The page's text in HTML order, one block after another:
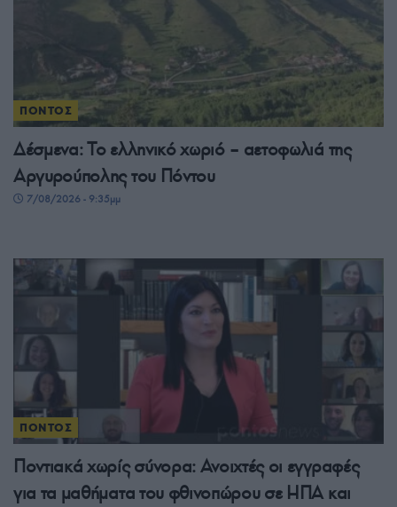
ΠΟΝΤΟΣ
Δέσμενα: Το ελληνικό χωριό – αετοφωλιά της
Αργυρούπολης του Πόντου
7/08/2026 - 9:35μμ
ΠΟΝΤΟΣ
Ποντιακά χωρίς σύνορα: Ανοιχτές οι εγγραφές
για τα μαθήματα του φθινοπώρου σε ΗΠΑ και